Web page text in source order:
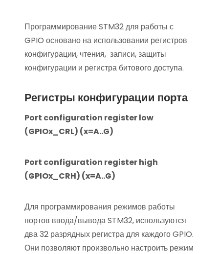
Программирование STM32 для работы с
GPIO основано на использовании регистров
конфигурации, чтения, записи, защиты
конфигурации и регистра битового доступа.
Регистры конфигурации порта
Port configuration register low
(GPIOx_CRL) (x=A..G)
Port configuration register high
(GPIOx_CRH) (x=A..G)
Для программирования режимов работы
портов ввода/вывода STM32, используются
два 32 разрядных регистра для каждого GPIO.
Они позволяют произвольно настроить режим